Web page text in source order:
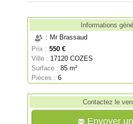
Informations
: Mr Brassaud
Prix : 550 €
Ville : 17120 COZES
Surface : 85 m²
Pièces : 6
Contactez le
Envoyer